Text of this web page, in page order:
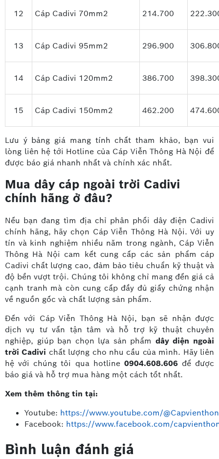
12 Cáp Cadivi 70mm2 214.700
13 Cáp Cadivi 95mm2 296.900
14 Cáp Cadivi 120mm2 386.700
15 Cáp Cadivi 150mm2 462.200
Lưu ý bảng giá mang tính chất tham khảo, bạn vui
lòng liên hệ tới Hotline của Cáp Viễn Thông Hà Nội để
được báo giá nhanh nhất và chính xác nhất.
Mua dây cáp ngoài trời Cadivi
chính hãng ở đâu?
Nếu bạn đang tìm địa chỉ phân phối dây điện Cadivi
chính hãng, hãy chọn Cáp Viễn Thông Hà Nội. Với uy
tín và kinh nghiệm nhiều năm trong ngành, Cáp Viễn
Thông Hà Nội cam kết cung cấp các sản phẩm cáp
Cadivi chất lượng cao, đảm bảo tiêu chuẩn kỹ thuật và
độ bền vượt trội. Chúng tôi không chỉ mang đến giá cả
cạnh tranh mà còn cung cấp đầy đủ giấy chứng nhận
về nguồn gốc và chất lượng sản phẩm.
Đến với Cáp Viễn Thông Hà Nội, bạn sẽ nhận được
dịch vụ tư vấn tận tâm và hỗ trợ kỹ thuật chuyên
nghiệp, giúp bạn chọn lựa sản phẩm dây diện ngoài
trời Cadivi chất lượng cho nhu cầu của mình. Hãy liên
hệ với chúng tôi qua hotline 0904.608.606để được
báo giá và hỗ trợ mua hàng một cách tốt nhất.
Xem thêm thông tin tại:
Youtube: https://www.youtube.com/
Facebook: https://www.facebook.com/
Bình luận đánh giá